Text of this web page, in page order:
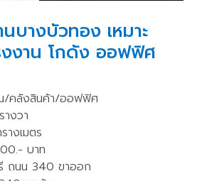
บางบัวทอง เหมาะ
งงาน โกดัง ออฟฟิศ
/คลังสินค้า/ออฟฟิศ
งวา
างเมตร
บาท
ถนน 340 ขาออก